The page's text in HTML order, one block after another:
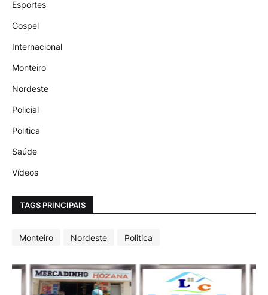
Esportes
Gospel
Internacional
Monteiro
Nordeste
Policial
Politica
Saúde
Vídeos
TAGS PRINCIPAIS
Monteiro Nordeste Politica